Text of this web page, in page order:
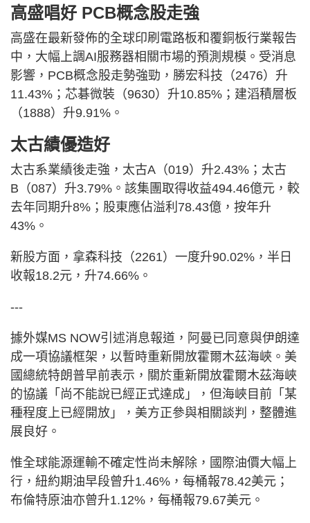
高盛唱好 PCB概念股走強
高盛在最新發佈的全球印刷電路板和覆銅板行業報告
中，大幅上調AI服務器相關市場的預測規模。受消息
影響，PCB概念股走勢強勁，勝宏科技（2476）升
11.43%；芯碁微裝（9630）升10.85%；建滔積層板
（1888）升9.91%。
太古績優造好
太古系業績後走強，太古A（019）升2.43%；太古
B（087）升3.79%。該集團取得收益494.46億元，較
去年同期升8%；股東應佔溢利78.43億，按年升
43%。
新股方面，拿森科技（2261）一度升90.02%，半日
收報18.2元，升74.66%。
---
據外媒MS NOW引述消息報道，阿曼已同意與伊朗達
成一項協議框架，以暫時重新開放霍爾木茲海峽。美
國總統特朗普早前表示，關於重新開放霍爾木茲海峽
的協議「尚不能說已經正式達成」，但海峽目前「某
種程度上已經開放」，美方正參與相關談判，整體進
展良好。
惟全球能源運輸不確定性尚未解除，國際油價大幅上
行，紐約期油早段曾升1.46%，每桶報78.42美元；
布倫特原油亦曾升1.12%，每桶報79.67美元。